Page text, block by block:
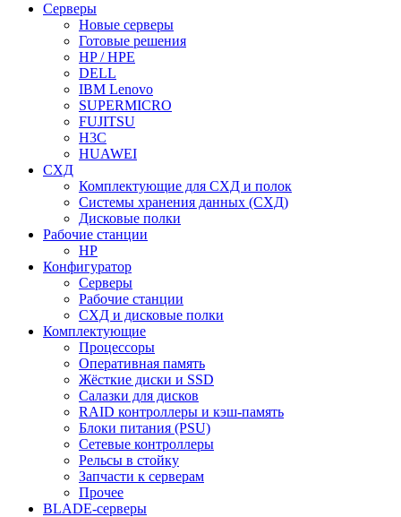
Серверы
Новые серверы
Готовые решения
HP / HPE
DELL
IBM Lenovo
SUPERMICRO
FUJITSU
H3C
HUAWEI
СХД
Комплектующие для СХД и полок
Системы хранения данных (СХД)
Дисковые полки
Рабочие станции
HP
Конфигуратор
Серверы
Рабочие станции
СХД и дисковые полки
Комплектующие
Процессоры
Оперативная память
Жёсткие диски и SSD
Салазки для дисков
RAID контроллеры и кэш-память
Блоки питания (PSU)
Сетевые контроллеры
Рельсы в стойку
Запчасти к серверам
Прочее
BLADE-серверы